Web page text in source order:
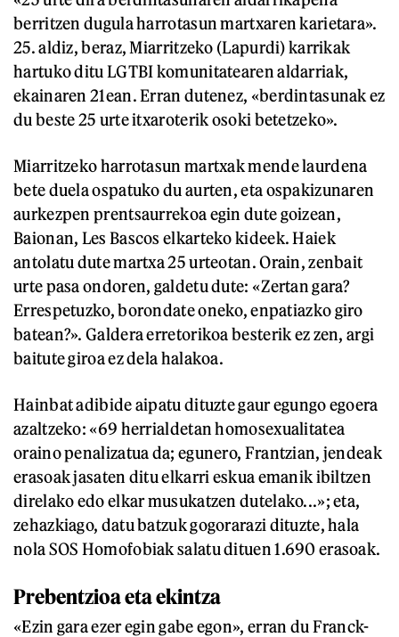
berritzen dugula harrotasun martxaren karietara».
25. aldiz, beraz, Miarritzeko (Lapurdi) karrikak
hartuko ditu LGTBI komunitatearen aldarriak,
ekainaren 21ean. Erran dutenez, «berdintasunak ez
du beste 25 urte itxaroterik osoki betetzeko».
Miarritzeko harrotasun martxak mende laurdena
bete duela ospatuko du aurten, eta ospakizunaren
aurkezpen prentsaurrekoa egin dute goizean,
Baionan, Les Bascos elkarteko kideek. Haiek
antolatu dute martxa 25 urteotan. Orain, zenbait
urte pasa ondoren, galdetu dute: «Zertan gara?
Errespetuzko, borondate oneko, enpatiazko giro
batean?». Galdera erretorikoa besterik ez zen, argi
baitute giroa ez dela halakoa.
Hainbat adibide aipatu dituzte gaur egungo egoera
azaltzeko: «69 herrialdetan homosexualitatea
oraino penalizatua da; egunero, Frantzian, jendeak
erasoak jasaten ditu elkarri eskua emanik ibiltzen
direlako edo elkar musukatzen dutelako...»; eta,
zehazkiago, datu batzuk gogorarazi dituzte, hala
nola SOS Homofobiak salatu dituen 1.690 erasoak.
Prebentzioa eta ekintza
«Ezin gara ezer egin gabe egon», erran du Franck-